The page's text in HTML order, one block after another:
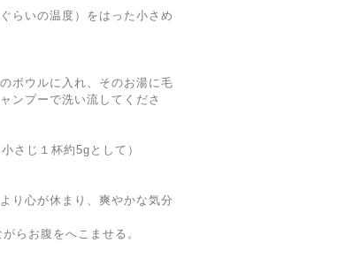
らいの温度）をはった小さめ
ボウルに入れ、そのお湯に毛
ンプーで洗い流してくださ
さじ１杯約5gとして）
り心が休まり、爽やかな気分
らお腹をへこませる。